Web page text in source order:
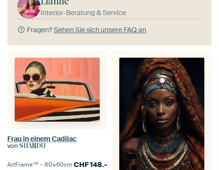
Interior-Beratung & Service
Fragen?Sehen Sie sich unsere FAQ an
Frau in einem Cadilac
von SHANDU
ArtFrame™ –80×60cm CHF148.-